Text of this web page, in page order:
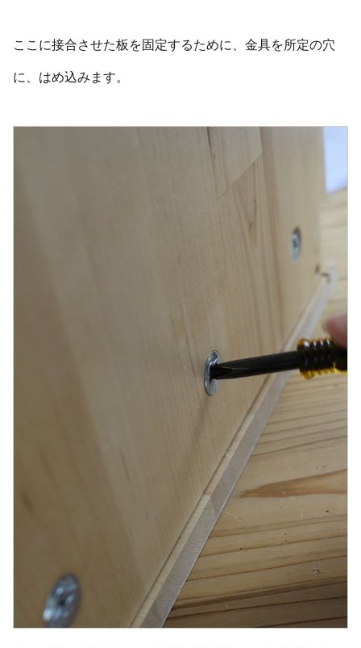
ここに接合させた板を固定するために、金具を所定の穴
に、はめ込みます。